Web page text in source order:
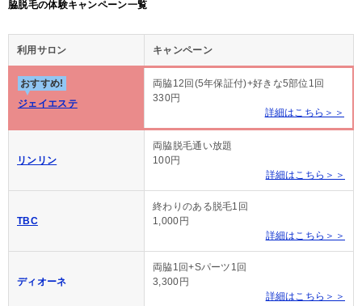
脇脱毛の体験キャンペーン一覧
利用サロン キャンペーン
おすすめ!
ジェイエステ
両脇12回(5年保証付)+好きな5部位1回
330円
詳細はこちら＞＞
リンリン
両脇脱毛通い放題
100円
詳細はこちら＞＞
TBC
終わりのある脱毛1回
1,000円
詳細はこちら＞＞
ディオーネ
両脇1回+Sパーツ1回
3,300円
詳細はこちら＞＞